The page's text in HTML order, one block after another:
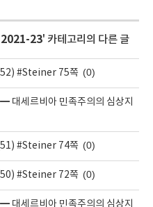
2021-23' 카테고리의 다른 글
#Steiner 75쪽 (0)
대세르비아 민족주의의 심상지
#Steiner 74쪽 (0)
#Steiner 72쪽 (0)
대세르비아 민족주의의 심상지